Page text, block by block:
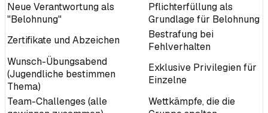
Neue Verantwortung als
"Belohnung"
Pflichterfüllung als
Grundlage für Belohnung
Zertifikate und Abzeichen
Bestrafung bei
Fehlverhalten
Wunsch-Übungsabend
(Jugendliche bestimmen
Thema)
Exklusive Privilegien für
Einzelne
Team-Challenges (alle
Wettkämpfe, die die